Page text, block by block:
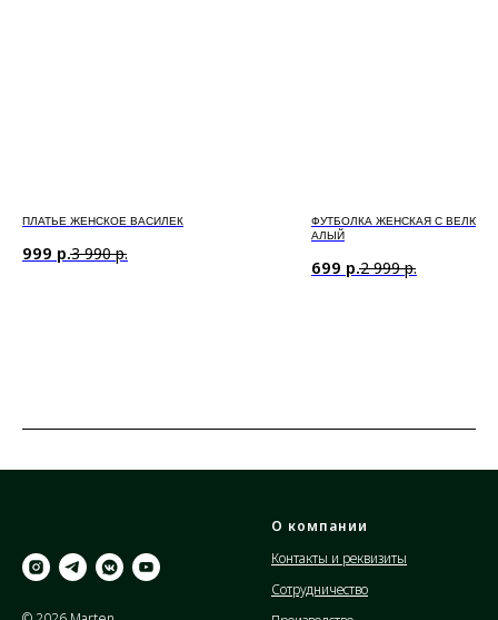
ПЛАТЬЕ ЖЕНСКОЕ ВАСИЛЕК
999 р.3 990 р.
ФУТБОЛКА ЖЕНСКАЯ С ВЕЛЮР
АЛЫЙ
699 р.2 999 р.
О компании
Контакты и реквизиты
Сотрудничество